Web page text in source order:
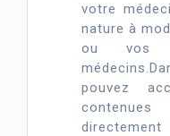
votre
nature à
ou vos
pouvez